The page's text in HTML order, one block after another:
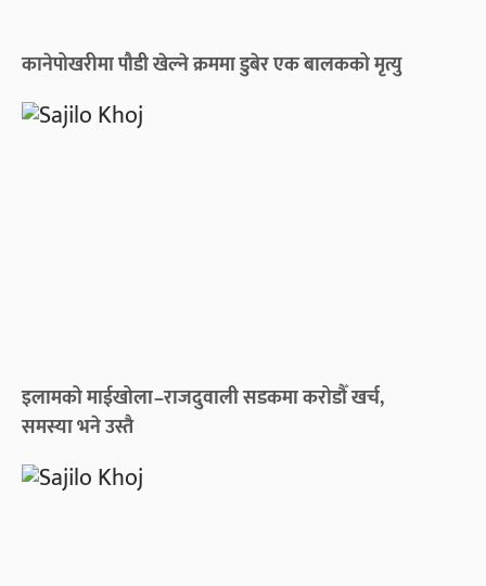
कानेपोखरीमा पौडी खेल्ने क्रममा डुबेर एक बालकको मृत्यु
इलामको माईखोला–राजदुवाली सडकमा करोडौँ खर्च,
समस्या भने उस्तै